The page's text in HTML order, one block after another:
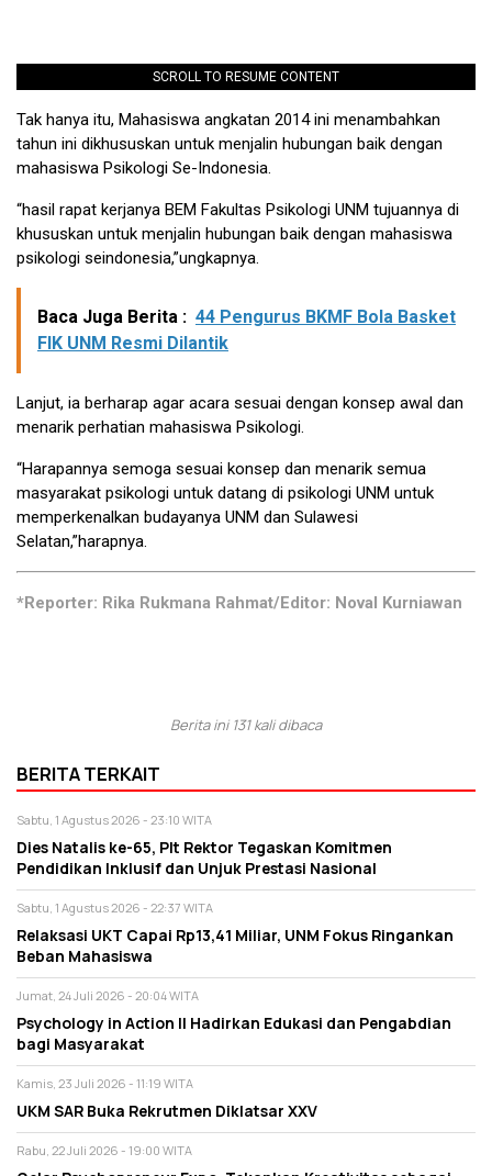
SCROLL TO RESUME CONTENT
Tak hanya itu, Mahasiswa angkatan 2014 ini menambahkan
tahun ini dikhususkan untuk menjalin hubungan baik dengan
mahasiswa Psikologi Se-Indonesia.
“hasil rapat kerjanya BEM Fakultas Psikologi UNM tujuannya di
khususkan untuk menjalin hubungan baik dengan mahasiswa
psikologi seindonesia,”ungkapnya.
Baca Juga Berita : 44 Pengurus BKMF Bola Basket
FIK UNM Resmi Dilantik
Lanjut, ia berharap agar acara sesuai dengan konsep awal dan
menarik perhatian mahasiswa Psikologi.
“Harapannya semoga sesuai konsep dan menarik semua
masyarakat psikologi untuk datang di psikologi UNM untuk
memperkenalkan budayanya UNM dan Sulawesi
Selatan,”harapnya.
*Reporter: Rika Rukmana Rahmat/Editor: Noval Kurniawan
Berita ini 131 kali dibaca
BERITA TERKAIT
Sabtu, 1 Agustus 2026 - 23:10 WITA
Dies Natalis ke-65, Plt Rektor Tegaskan Komitmen
Pendidikan Inklusif dan Unjuk Prestasi Nasional
Sabtu, 1 Agustus 2026 - 22:37 WITA
Relaksasi UKT Capai Rp13,41 Miliar, UNM Fokus Ringankan
Beban Mahasiswa
Jumat, 24 Juli 2026 - 20:04 WITA
Psychology in Action II Hadirkan Edukasi dan Pengabdian
bagi Masyarakat
Kamis, 23 Juli 2026 - 11:19 WITA
UKM SAR Buka Rekrutmen Diklatsar XXV
Rabu, 22 Juli 2026 - 19:00 WITA